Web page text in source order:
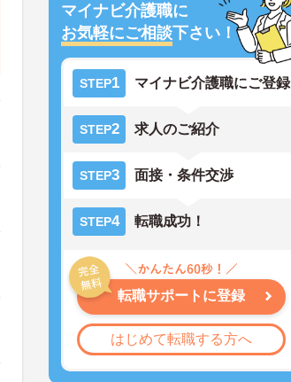
マイナビ介護職に
お気軽にご相談下さい！
STEP1 マイナビ介護職にご登録
STEP2 求人のご紹介
STEP3 面接・条件交渉
STEP4 転職成功！
転職サポートに登録
はじめて転職する方へ